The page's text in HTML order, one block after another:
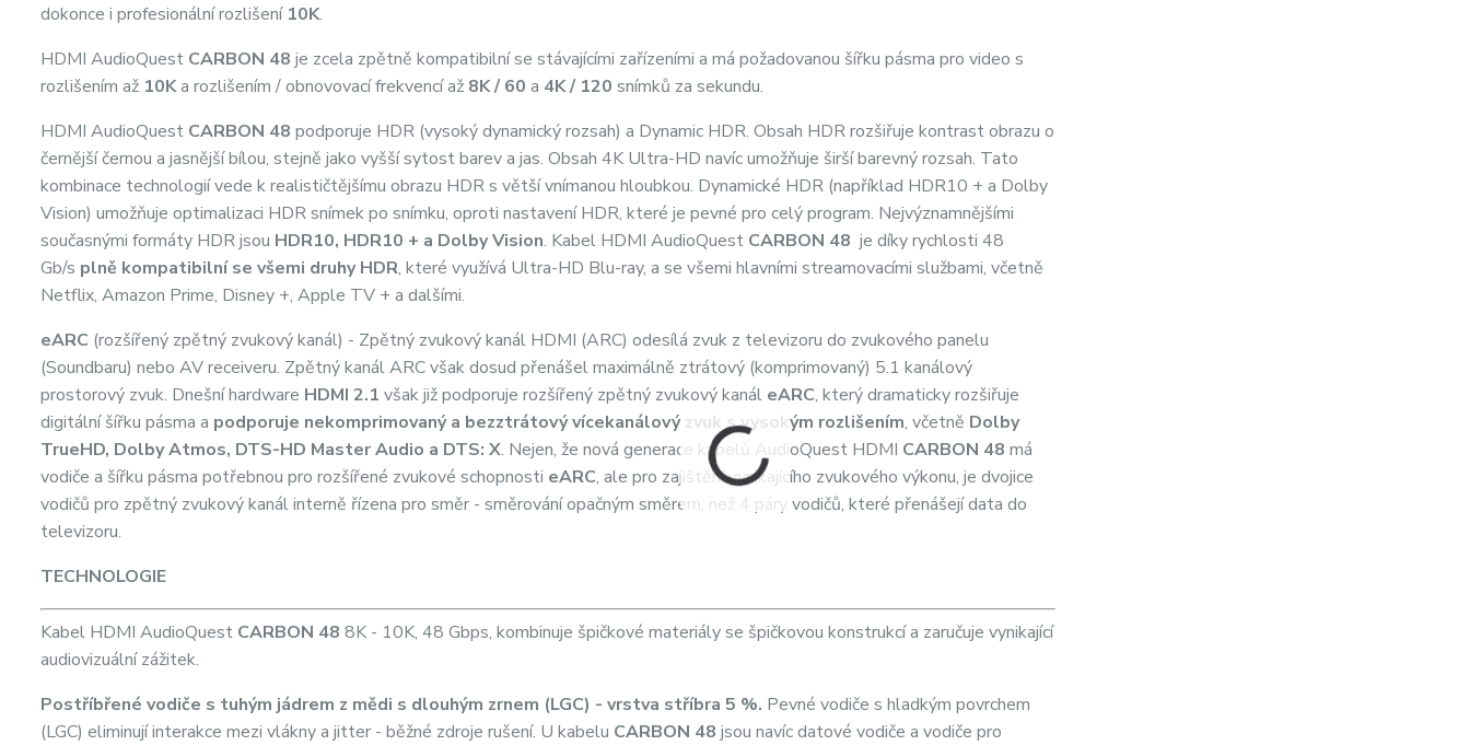
dokonce i profesionální rozlišení 10K.
HDMI AudioQuest CARBON 48 je zcela zpětně kompatibilní se stávajícími zařízeními a má požadovanou šířku pásma pro video s
rozlišením až 10Ka rozlišením / obnovovací frekvencí až 8K/ 60 a 4K / 120 snímků za sekundu.
HDMI AudioQuest CARBON 48 podporuje HDR (vysoký dynamický rozsah) a Dynamic HDR. Obsah HDR rozšiřuje kontrast obrazu o
černější černou a jasnější bílou, stejně jako vyšší sytost barev a jas. Obsah 4K Ultra-HD navíc umožňuje širší barevný rozsah. Tato
kombinace technologií vede k realističtějšímu obrazu HDR s větší vnímanou hloubkou. Dynamické HDR (například HDR10 + a Dolby
Vision) umožňuje optimalizaci HDR snímek po snímku, oproti nastavení HDR, které je pevné pro celý program. Nejvýznamnějšími
současnými formáty HDR jsou HDR10, HDR10 + a Dolby Vision. Kabel HDMI AudioQuest CARBON 48 je díky rychlosti 48
Gb/s plně kompatibilní se všemi druhy HDR, které využívá Ultra-HD Blu-ray, a se všemi hlavními streamovacími službami, včetně
Netflix, Amazon Prime, Disney +, Apple TV + a dalšími.
eARC (rozšířený zpětný zvukový kanál) - Zpětný zvukový kanál HDMI (ARC) odesílá zvuk z televizoru do zvukového panelu
(Soundbaru) nebo AV receiveru. Zpětný kanál ARC však dosud přenášel maximálně ztrátový (komprimovaný) 5.1 kanálový
prostorový zvuk. Dnešní hardware HDMI 2.1 však již podporuje rozšířený zpětný zvukový kanál eARC, který dramaticky rozšiřuje
digitální šířku pásma a podporuje nekomprimovaný a bezztrátový vícekanálový zvuk s vysokým rozlišením, včetně Dolby
TrueHD, Dolby Atmos, DTS-HD Master Audio a DTS: X. Nejen, že nová generace kabelů AudioQuest HDMI CARBON 48 má
vodiče a šířku pásma potřebnou pro rozšířené zvukové schopnosti eARC, ale pro zajištění vynikajícího zvukového výkonu, je dvojice
vodičů pro zpětný zvukový kanál interně řízena pro směr - směrování opačným směrem, než 4 páry vodičů, které přenášejí data do
televizoru.
TECHNOLOGIE
Kabel HDMI AudioQuest CARBON 48 8K - 10K, 48 Gbps, kombinuje špičkové materiály se špičkovou konstrukcí a zaručuje vynikající
audiovizuální zážitek.
Postříbřené vodiče s tuhým jádrem z mědi s dlouhým zrnem (LGC) - vrstva stříbra 5 %. Pevné vodiče s hladkým povrchem
(LGC) eliminují interakce mezi vlákny a jitter - běžné zdroje rušení. U kabelu CARBON 48 jsou navíc datové vodiče a vodiče pro